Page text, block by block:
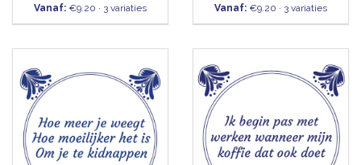
Vanaf: €9.20 · 3 variaties Vanaf: €9.20 · 3 variaties